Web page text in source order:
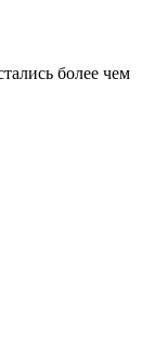
более чем